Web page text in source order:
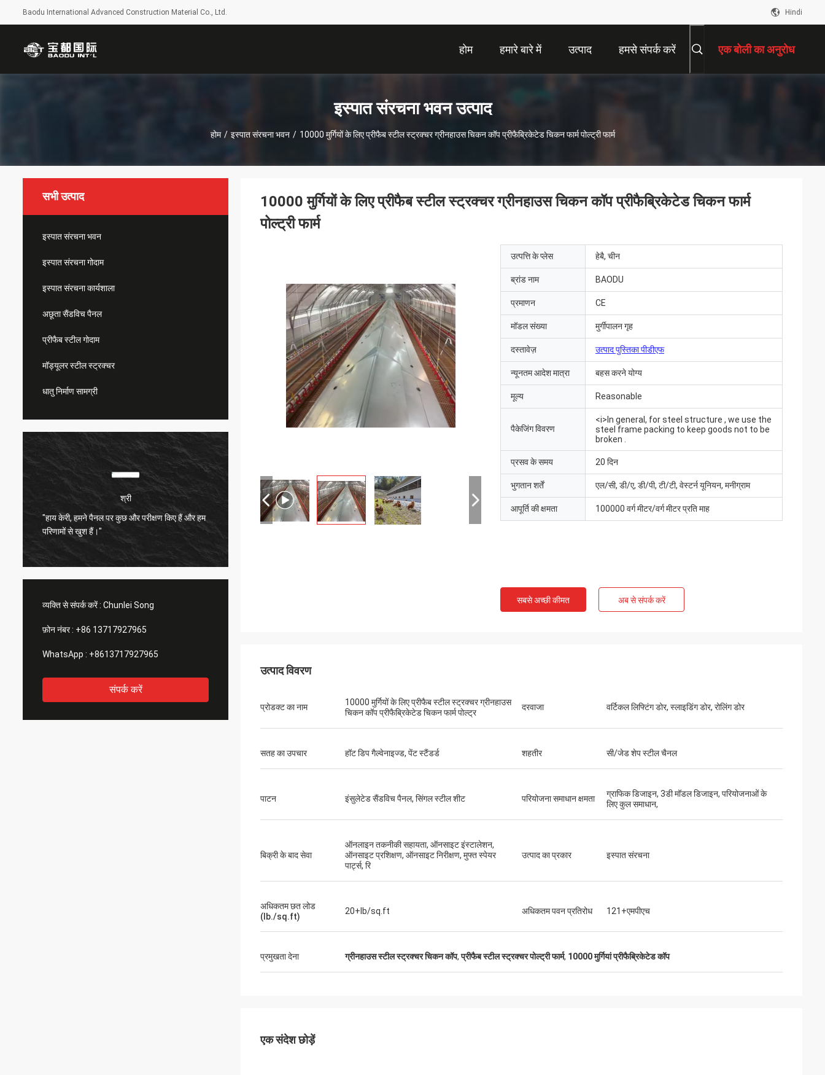
Baodu International Advanced Construction Material Co., Ltd. Hindi
होम हमारे बारे में उत्पाद हमसे संपर्क करें एक बोली का अनुरोध
इस्पात संरचना भवन उत्पाद
होम / इस्पात संरचना भवन / 10000 मुर्गियों के लिए प्रीफैब स्टील स्ट्रक्चर ग्रीनहाउस चिकन कॉप प्रीफैब्रिकेटेड चिकन फार्म पोल्ट्री फार्म
सभी उत्पाद
इस्पात संरचना भवन
इस्पात संरचना गोदाम
इस्पात संरचना कार्यशाला
अछूता सैंडविच पैनल
प्रीफैब स्टील गोदाम
मॉड्यूलर स्टील स्ट्रक्चर
धातु निर्माण सामग्री
श्री
"हाय केरी, हमने पैनल पर कुछ और परीक्षण किए हैं और हम
परिणामों से खुश हैं।"
श्रीमती
बहुत संतुष्ट और अच्छा उत्पाद। तेज़ शिपिंग और सब कुछ
श्री
"हमें यह 8 दिन पहले प्राप्त हुआ और सब कुछ बहुत अच्छा
रहा, धन्यवाद, हम इसे पाकर खुश हैंउत्पाद पहले से ही
व्यक्ति से संपर्क करें : Chunlei Song
फ़ोन नंबर : +86 13717927965
WhatsApp : +8613717927965
संपर्क करें
10000 मुर्गियों के लिए प्रीफैब स्टील स्ट्रक्चर ग्रीनहाउस चिकन कॉप प्रीफैब्रिकेटेड चिकन फार्म
पोल्ट्री फार्म
उत्पत्ति के प्लेस हेबै, चीन
ब्रांड नाम BAODU
प्रमाणन CE
मॉडल संख्या मुर्गीपालन गृह
दस्तावेज़ उत्पाद पुस्तिका पीडीएफ
न्यूनतम आदेश मात्रा बहस करने योग्य
मूल्य Reasonable
पैकेजिंग विवरण
<i>In general, for steel structure , we use the
steel frame packing to keep goods not to be
broken .
प्रसव के समय 20 दिन
भुगतान शर्तें एल/सी, डी/ए, डी/पी, टी/टी, वेस्टर्न यूनियन, मनीग्राम
आपूर्ति की क्षमता 100000 वर्ग मीटर/वर्ग मीटर प्रति माह
सबसे अच्छी कीमत अब से संपर्क करें
उत्पाद विवरण
प्रोडक्ट का नाम
10000 मुर्गियों के लिए प्रीफैब स्टील स्ट्रक्चर ग्रीनहाउस
चिकन कॉप प्रीफैब्रिकेटेड चिकन फार्म पोल्ट्र
दरवाजा वर्टिकल लिफ्टिंग डोर, स्लाइडिंग डोर, रोलिंग डोर
सतह का उपचार हॉट डिप गैल्वेनाइज्ड, पेंट स्टैंडर्ड शहतीर सी/जेड शेप स्टील चैनल
पाटन इंसुलेटेड सैंडविच पैनल, सिंगल स्टील शीट परियोजना समाधान क्षमता
ग्राफिक डिजाइन, 3डी मॉडल डिजाइन, परियोजनाओं के
लिए कुल समाधान,
बिक्री के बाद सेवा
ऑनलाइन तकनीकी सहायता, ऑनसाइट इंस्टालेशन,
ऑनसाइट प्रशिक्षण, ऑनसाइट निरीक्षण, मुफ्त स्पेयर
पार्ट्स, रि
उत्पाद का प्रकार इस्पात संरचना
अधिकतम छत लोड
(lb./sq.ft)
20+lb/sq.ft अधिकतम पवन प्रतिरोध 121+एमपीएच
प्रमुखता देना ग्रीनहाउस स्टील स्ट्रक्चर चिकन कॉप,प्रीफैब स्टील स्ट्रक्चर पोल्ट्री फार्म, 10000 मुर्गियां प्रीफैब्रिकेटेड कॉप
एक संदेश छोड़ें